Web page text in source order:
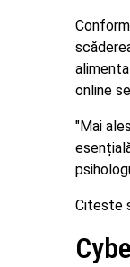
online
"Mai
Citeste